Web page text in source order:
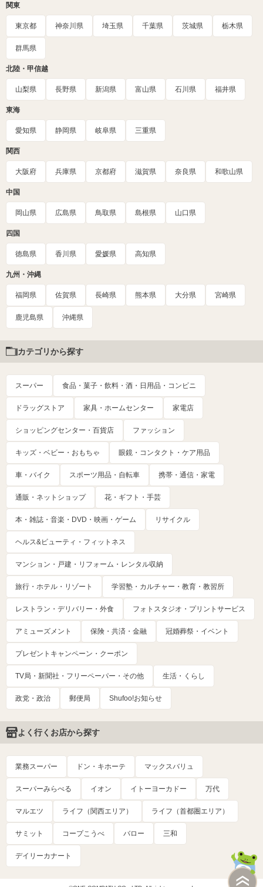
関東
東京都 神奈川県 埼玉県 千葉県 茨城県 栃木県
群馬県
北陸・甲信越
山梨県 長野県 新潟県 富山県 石川県 福井県
東海
愛知県 静岡県 岐阜県 三重県
関西
大阪府 兵庫県 京都府 滋賀県 奈良県 和歌山県
中国
岡山県 広島県 鳥取県 島根県 山口県
四国
徳島県 香川県 愛媛県 高知県
九州・沖縄
福岡県 佐賀県 長崎県 熊本県 大分県 宮崎県
鹿児島県 沖縄県
カテゴリから探す
スーパー 食品・菓子・飲料・酒・日用品・コンビニ
ドラッグストア 家具・ホームセンター 家電店
ショッピングセンター・百貨店 ファッション
キッズ・ベビー・おもちゃ 眼鏡・コンタクト・ケア用品
車・バイク スポーツ用品・自転車 携帯・通信・家電
通販・ネットショップ 花・ギフト・手芸
本・雑誌・音楽・DVD・映画・ゲーム リサイクル
ヘルス&ビューティ・フィットネス
マンション・戸建・リフォーム・レンタル収納
旅行・ホテル・リゾート 学習塾・カルチャー・教育・教習所
レストラン・デリバリー・外食 フォトスタジオ・プリントサービス
アミューズメント 保険・共済・金融 冠婚葬祭・イベント
プレゼントキャンペーン・クーポン
TV局・新聞社・フリーペーパー・その他 生活・くらし
政党・政治 郵便局 Shufoo!お知らせ
よく行くお店から探す
業務スーパー ドン・キホーテ マックスバリュ
スーパーみらべる イオン イトーヨーカドー 万代
マルエツ ライフ（関西エリア） ライフ（首都圏エリア）
サミット コープこうべ バロー 三和
デイリーカナート